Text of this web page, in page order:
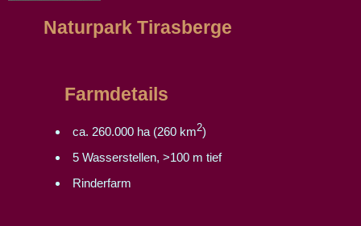
Naturpark Tirasberge
Farmdetails
ca. 260.000 ha (260 km2)
5 Wasserstellen, >100 m tief
Rinderfarm